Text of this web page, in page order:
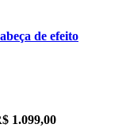
de efeito
1.099,00